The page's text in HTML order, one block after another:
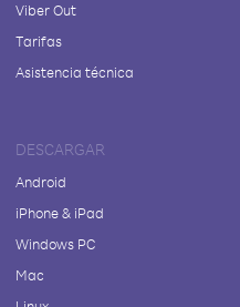
Viber Out
Tarifas
Asistencia técnica
DESCARGAR
Android
iPhone & iPad
Windows PC
Mac